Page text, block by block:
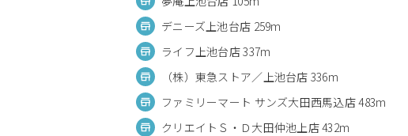
デニーズ上池台店 259m
ライフ上池台店 337m
（株）東急ストア／上池台店 336m
ファミリーマート サンズ大田西馬込店 483m
クリエイトＳ・Ｄ大田仲池上店 432m